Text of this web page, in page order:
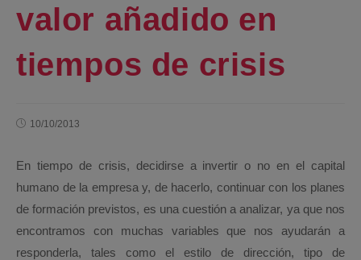
valor añadido en
tiempos de crisis
10/10/2013
En tiempo de crisis, decidirse a invertir o no en el capital
humano de la empresa y, de hacerlo, continuar con los planes
de formación previstos, es una cuestión a analizar, ya que nos
encontramos con muchas variables que nos ayudarán a
responderla, tales como el estilo de dirección, tipo de